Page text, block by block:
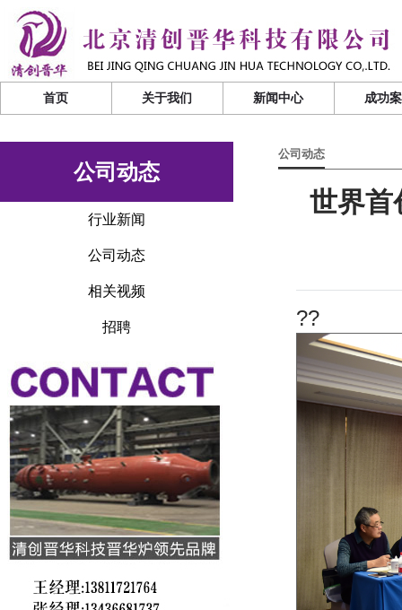
首页 关于我们 新闻中心 成功
公司动态
世界首
??
公司动态
行业新闻
公司动态
相关视频
招聘